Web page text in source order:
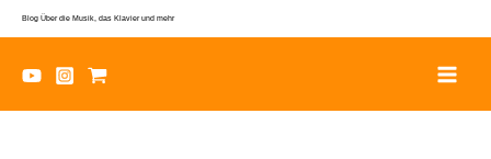
Blog Über die Musik, das Klavier und mehr